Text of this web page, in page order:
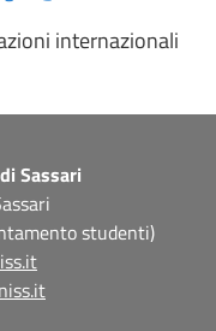
internazionali
Sassari
studenti)